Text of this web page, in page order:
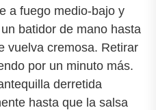
a fuego medio-bajo y
batidor de mano hasta
vuelva cremosa. Retirar
por un minuto más.
derretida
hasta que la salsa